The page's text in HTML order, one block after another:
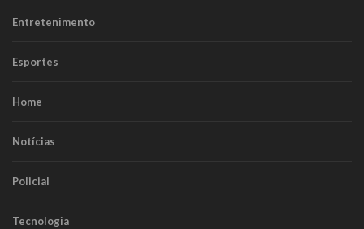
Entretenimento
Esportes
Home
Notícias
Policial
Tecnologia